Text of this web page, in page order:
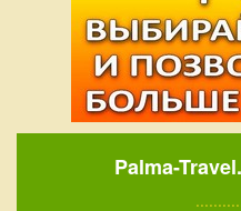
Palma-